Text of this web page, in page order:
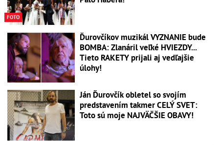
FOTO
Ďurovčíkov muzikál VYZNANIE bude
BOMBA: Zlanáril veľké HVIEZDY...
Tieto RAKETY prijali aj vedľajšie
úlohy!
Ján Ďurovčík obletel so svojím
predstavením takmer CELÝ SVET:
Toto sú moje NAJVÄČŠIE OBAVY!